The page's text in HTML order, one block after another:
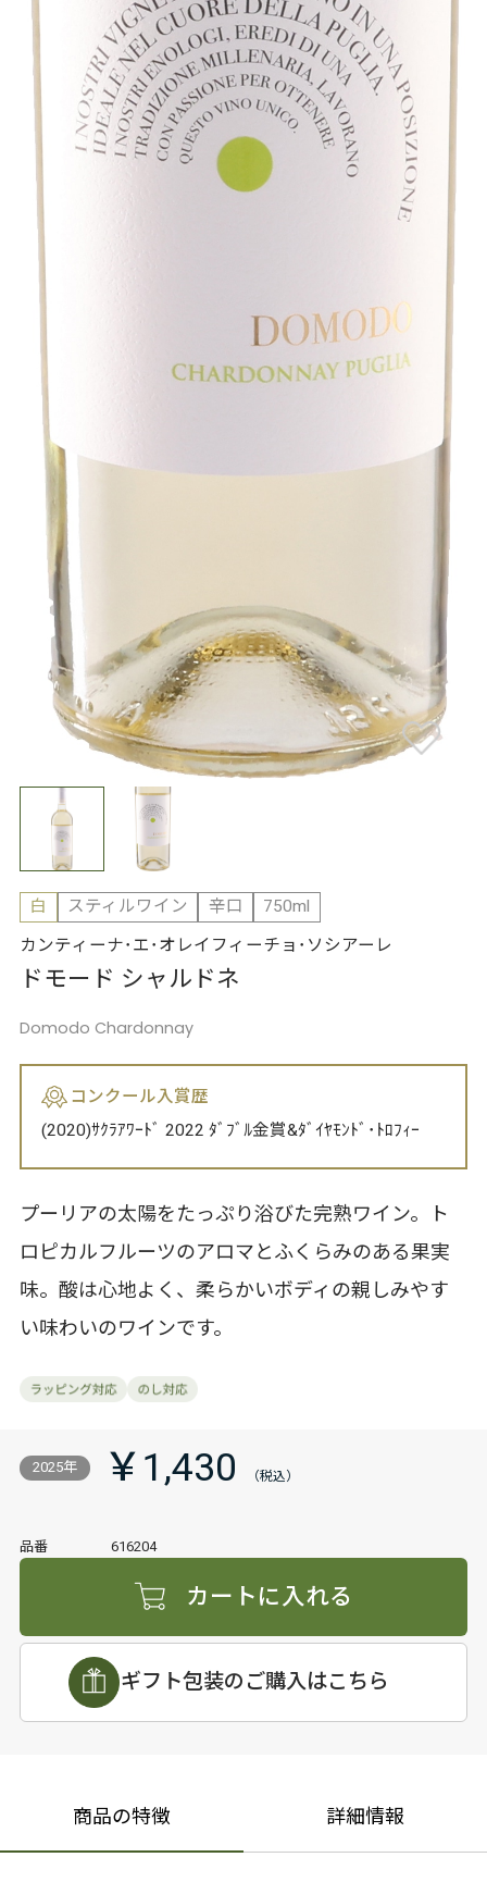
白 スティルワイン 辛口
750ml
カンティーナ･エ･オレイフィーチョ･ソシアーレ
ドモード シャルドネ
Domodo Chardonnay
コンクール入賞歴
(2020)ｻｸﾗｱﾜｰﾄﾞ 2022 ﾀﾞﾌﾞﾙ金賞&ﾀﾞｲﾔﾓﾝﾄﾞ･ﾄﾛﾌｨｰ
プーリアの太陽をたっぷり浴びた完熟ワイン。ト
ロピカルフルーツのアロマとふくらみのある果実
味。酸は心地よく、柔らかいボディの親しみやす
い味わいのワインです。
2025年 ￥1,430
品番 616204
カートに入れる
ギフト包装のご購入はこちら
商品の特徴 詳細情報